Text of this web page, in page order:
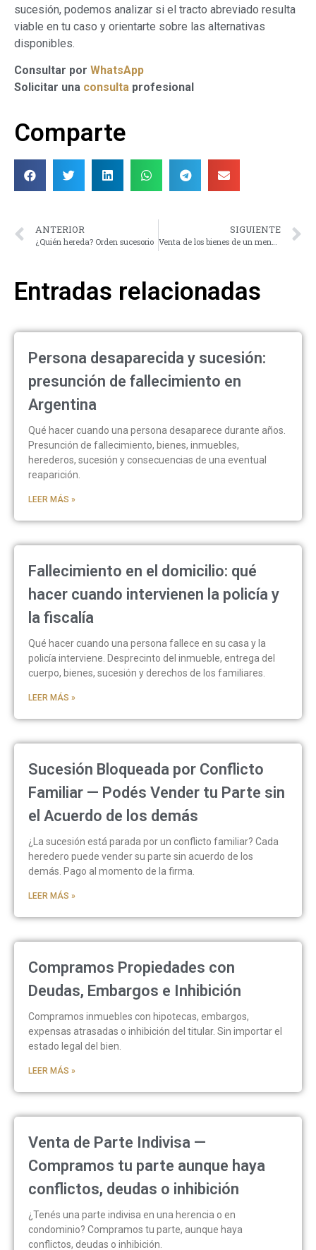
sucesión, podemos analizar si el tracto abreviado resulta
viable en tu caso y orientarte sobre las alternativas
disponibles.
Consultar por WhatsApp
Solicitar una consulta profesional
Comparte
ANTERIOR
¿Quién hereda? Orden sucesorio
SIGUIENTE
Entradas relacionadas
Persona desaparecida y sucesión:
presunción de fallecimiento en
Argentina
Qué hacer cuando una persona desaparece durante años.
Presunción de fallecimiento, bienes, inmuebles,
herederos, sucesión y consecuencias de una eventual
reaparición.
LEER MÁS »
Fallecimiento en el domicilio: qué
hacer cuando intervienen la policía y
la fiscalía
Qué hacer cuando una persona fallece en su casa y la
policía interviene. Desprecinto del inmueble, entrega del
cuerpo, bienes, sucesión y derechos de los familiares.
LEER MÁS »
Sucesión Bloqueada por Conflicto
Familiar — Podés Vender tu Parte sin
el Acuerdo de los demás
¿La sucesión está parada por un conflicto familiar? Cada
heredero puede vender su parte sin acuerdo de los
demás. Pago al momento de la firma.
LEER MÁS »
Compramos Propiedades con
Deudas, Embargos e Inhibición
Compramos inmuebles con hipotecas, embargos,
expensas atrasadas o inhibición del titular. Sin importar el
estado legal del bien.
LEER MÁS »
Venta de Parte Indivisa —
Compramos tu parte aunque haya
conflictos, deudas o inhibición
¿Tenés una parte indivisa en una herencia o en
condominio? Compramos tu parte, aunque haya
conflictos, deudas o inhibición.